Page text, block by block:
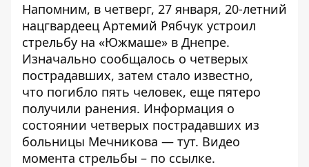
Напомним, в четверг, 27 января, 20-летний
нацгвардеец Артемий Рябчук устроил
стрельбу на «Южмаше» в Днепре.
Изначально сообщалось о четверых
пострадавших, затем стало известно,
что погибло пять человек, еще пятеро
получили ранения. Информация о
состоянии четверых пострадавших из
больницы Мечникова — тут. Видео
момента стрельбы – по ссылке.